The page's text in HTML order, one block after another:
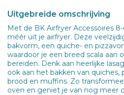
Uitgebreide omschrijving
Met de BK Airfryer Accessoires
méér uit je airfryer. Deze
bakvorm, een quiche- en
waardoor je een breed scala aan
bereiden. Denk aan heerlijke
ook aan het bakken van quiches,
brood en muffins. Zo
oven en geniet je van nog meer